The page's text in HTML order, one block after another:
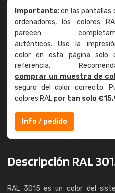
Importante:en las pantallas
ordenadores, los colores
parecen
auténticos. Use la
color en esta página solo
referencia.
comprar un muestra de
seguro del color correcto.
colores RAL por tan solo
Info / pedido
Descripción RAL
RAL 3015 es un color del